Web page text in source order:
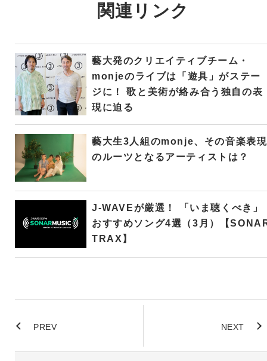
関連リンク
藝大発のクリエイティブチーム・
monjeのライブは「遊具」がステー
ジに！ 歌と美術が絡み合う独自の表
現に迫る
藝大生3人組のmonje、その音楽表現
のルーツとなるアーティストは？
J-WAVEが厳選！ 「いま聴くべき」
おすすめソング4選（3月）【
TRAX】
PREV NEXT